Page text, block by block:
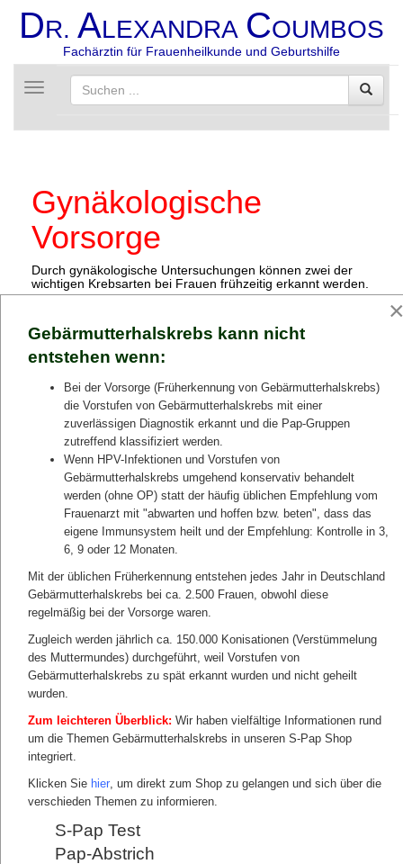
DR. ALEXANDRA COUMBOS
Fachärztin für Frauenheilkunde und Geburtshilfe
Toggle
navigation
Gynäkologische
Vorsorge
Durch gynäkologische Untersuchungen können zwei der
wichtigen Krebsarten bei Frauen frühzeitig erkannt werden.
geheilt werden.
behandelt werden. Das verbessert die Prognose der
Ab 20 Jahren sollte sich jede Frau mindestens einmal im
Jahr beim Gynäkologen zur Krebsvorsorge
Gebärmutterhalskrebs und Tastuntersuchung kleines
Becken vorstellen.
Ab dem 30. Lebensjahr wird empfohlen, zusätzlich auch die
Brust untersuchen zu lassen. Vom 50. bis 70. Lebensjahr
gehört zum gynäkologischen Früherkennungs-Programm
auch eine Mammografie, die alle zwei Jahre empfohlen
enormer Bedeutung, welche Untersuchungsart die Patientin
wählt. Je nachdem, welchen Abstrich der Frauenarzt
durchführt, ist das Ergebnis und somit die Sicherheit
unterschiedlich. Möglich sind die konventionelle Zytologie
Gebärmutterhalskrebs kann nicht
entstehen wenn:
Bei der Vorsorge (Früherkennung von Gebärmutterhalskrebs)
die Vorstufen von Gebärmutterhalskrebs mit einer
zuverlässigen Diagnostik erkannt und die Pap-Gruppen
zutreffend klassifiziert werden.
Wenn HPV-Infektionen und Vorstufen von
Gebärmutterhalskrebs umgehend konservativ behandelt
werden (ohne OP) statt der häufig üblichen Empfehlung vom
Frauenarzt mit "abwarten und hoffen bzw. beten", dass das
eigene Immunsystem heilt und der Empfehlung: Kontrolle in 3,
6, 9 oder 12 Monaten.
Mit der üblichen Früherkennung entstehen jedes Jahr in Deutschland
Gebärmutterhalskrebs bei ca. 2.500 Frauen, obwohl diese
regelmäßig bei der Vorsorge waren.
Zugleich werden jährlich ca. 150.000 Konisationen (Verstümmelung
des Muttermundes) durchgeführt, weil Vorstufen von
Gebärmutterhalskrebs zu spät erkannt wurden und nicht geheilt
wurden.
Zum leichteren Überblick: Wir haben vielfältige Informationen rund
um die Themen Gebärmutterhalskrebs in unseren S-Pap Shop
integriert.
Klicken Sie hier , um direkt zum Shop zu gelangen und sich über die
verschieden Themen zu informieren.
S-Pap Test
Pap-Abstrich